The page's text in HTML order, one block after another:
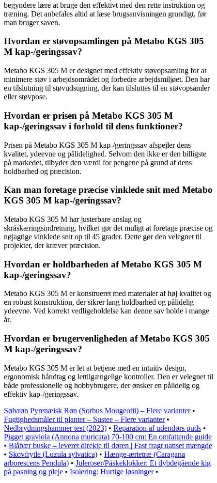
begyndere lære at bruge den effektivt med den rette instruktion og
træning. Det anbefales altid at læse brugsanvisningen grundigt, før
man bruger saven.
Hvordan er støvopsamlingen på Metabo KGS 305
M kap-/geringssav?
Metabo KGS 305 M er designet med effektiv støvopsamling for at
minimere støv i arbejdsområdet og forbedre arbejdsmiljøet. Den har
en tilslutning til støvudsugning, der kan tilsluttes til en støvopsamler
eller støvpose.
Hvordan er prisen på Metabo KGS 305 M
kap-/geringssav i forhold til dens funktioner?
Prisen på Metabo KGS 305 M kap-/geringssav afspejler dens
kvalitet, ydeevne og pålidelighed. Selvom den ikke er den billigste
på markedet, tilbyder den værdi for pengene på grund af dens
holdbarhed og præcision.
Kan man foretage præcise vinklede snit med Metabo
KGS 305 M kap-/geringssav?
Metabo KGS 305 M har justerbare anslag og
skråskæringsindretning, hvilket gør det muligt at foretage præcise og
nøjagtige vinklede snit op til 45 grader. Dette gør den velegnet til
projekter, der kræver præcision.
Hvordan er holdbarheden af Metabo KGS 305 M
kap-/geringssav?
Metabo KGS 305 M er konstrueret med materialer af høj kvalitet og
en robust konstruktion, der sikrer lang holdbarhed og pålidelig
ydeevne. Ved korrekt vedligeholdelse kan denne sav holde i mange
år.
Hvordan er brugervenligheden af Metabo KGS 305
M kap-/geringssav?
Metabo KGS 305 M er let at betjene med en intuitiv design,
ergonomisk håndtag og lettilgængelige kontroller. Den er velegnet til
både professionelle og hobbybrugere, der ønsker en pålidelig og
effektiv kap-/geringssav.
Sølvrøn Pyrenæisk Røn (Sorbus Mougeotii) – Flere varianter•
Fugtighedsmåler til planter – Sustee – Flere varianter•
Nedbrydningshammer test (2023) • Reparation af udendørs puds •
Pigget graviola (Annona muricata) 70-100 cm: En omfattende guide
• Blåbær buske – leveret direkte til døren | Fast fragt uanset mængde
• Skovfrytle (Luzula sylvatica) • Hænge-ærtetræ (Caragana
arborescens Pendula) • Juleroser/Påskeklokker: Et dybdegående kig
på pasning og pleje • Isolering: Hurtige løsninger•